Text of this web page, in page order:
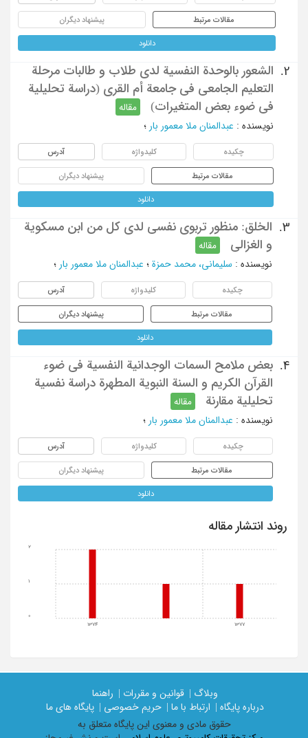
مقالات مرتبط پیشنهاد دیگران
دانلود
2.
الشعور بالوحدة النفسیة لدی طلاب و طالبات مرحلة
التعلیم الجامعی فی جامعة أم القری (دراسة تحلیلیة
فی ضوء بعض المتغیرات)
مقاله
نویسنده : عبدالمنان ملا معمور بار ؛
چکیده کلیدواژه آدرس
مقالات مرتبط پیشنهاد دیگران
دانلود
3.
الخلق: منظور تربوی نفسی لدی کل من ابن مسکویة
و الغزالی
مقاله
نویسنده : سلیمانی، محمد حمزة ؛ عبدالمنان ملا معمور بار ؛
چکیده کلیدواژه آدرس
مقالات مرتبط پیشنهاد دیگران
دانلود
4.
بعض ملامح السمات الوجدانیة النفسیة فی ضوء
القرآن الکریم و السنة النبویة المطهرة دراسة نفسیة
تحلیلیة مقارنة
مقاله
نویسنده : عبدالمنان ملا معمور بار ؛
چکیده کلیدواژه آدرس
مقالات مرتبط پیشنهاد دیگران
دانلود
روند انتشار مقاله
1374 1377
0
1
2
وبلاگ | قوانین و مقررات |
راهنما
درباره پایگاه |
ارتباط با ما | حریم خصوصی |
پایگاه های ما
حقوق مادی و معنوی اين پايگاه متعلق به